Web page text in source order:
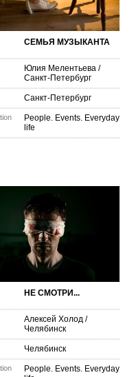
СЕМЬЯ МУЗЫКАНТА
Юлия Мелентьева /
Санкт-Петербург
Санкт-Петербург
People. Events. Everyday
life
НЕ СМОТРИ...
Алексей Холод /
Челябинск
Челябинск
People. Events. Everyday